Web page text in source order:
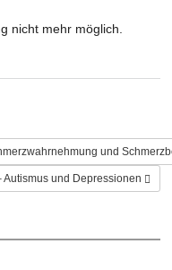
nicht mehr möglich.
und
Autismus und Depressionen